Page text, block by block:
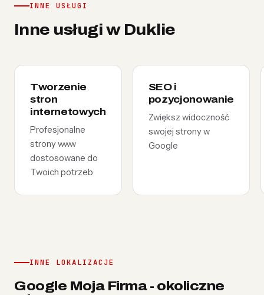
INNE USŁUGI
Inne usługi w Duklie
Tworzenie
stron
internetowych
Profesjonalne
strony www
dostosowane do
Twoich potrzeb
SEO i
pozycjonowanie
Zwiększ widoczność
swojej strony w
Google
INNE LOKALIZACJE
Google Moja Firma - okoliczne